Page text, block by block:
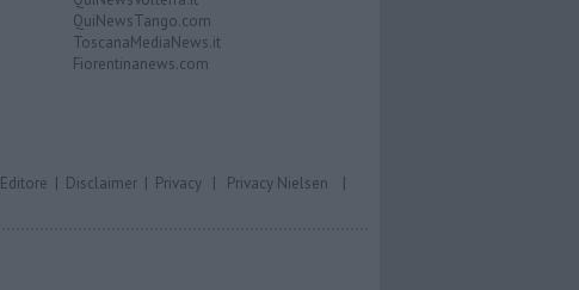
QuiNewsTango.com
ToscanaMediaNews.it
Fiorentinanews.com
Editore | Disclaimer | Privacy | Privacy Nielsen |